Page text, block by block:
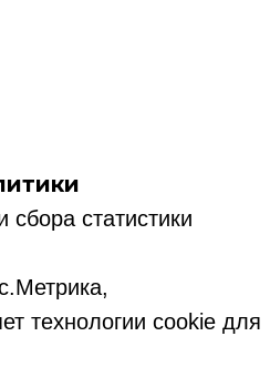
статистики
технологии cookie для